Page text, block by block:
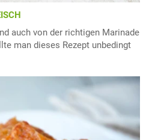
auch von der richtigen Marinade
man dieses Rezept unbedingt